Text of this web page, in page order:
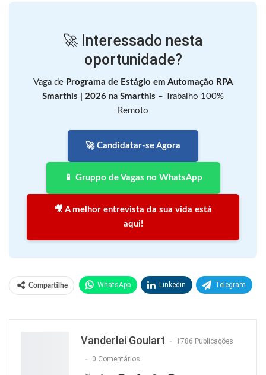
🚀 Interessado nesta
oportunidade?
Vaga de Programa de Estágio em Automação RPA
Smarthis | 2026 na Smarthis – Trabalho 100%
Remoto
🚀 Candidatar-se Agora
📱 Gruppo de Vagas no WhatsApp
🎥 A melhor entrevista da sua vida está
aqui!
Compartilhe WhatsApp Linkedin Telegram
Vanderlei Goulart 1786 Publicações
0 Comentários